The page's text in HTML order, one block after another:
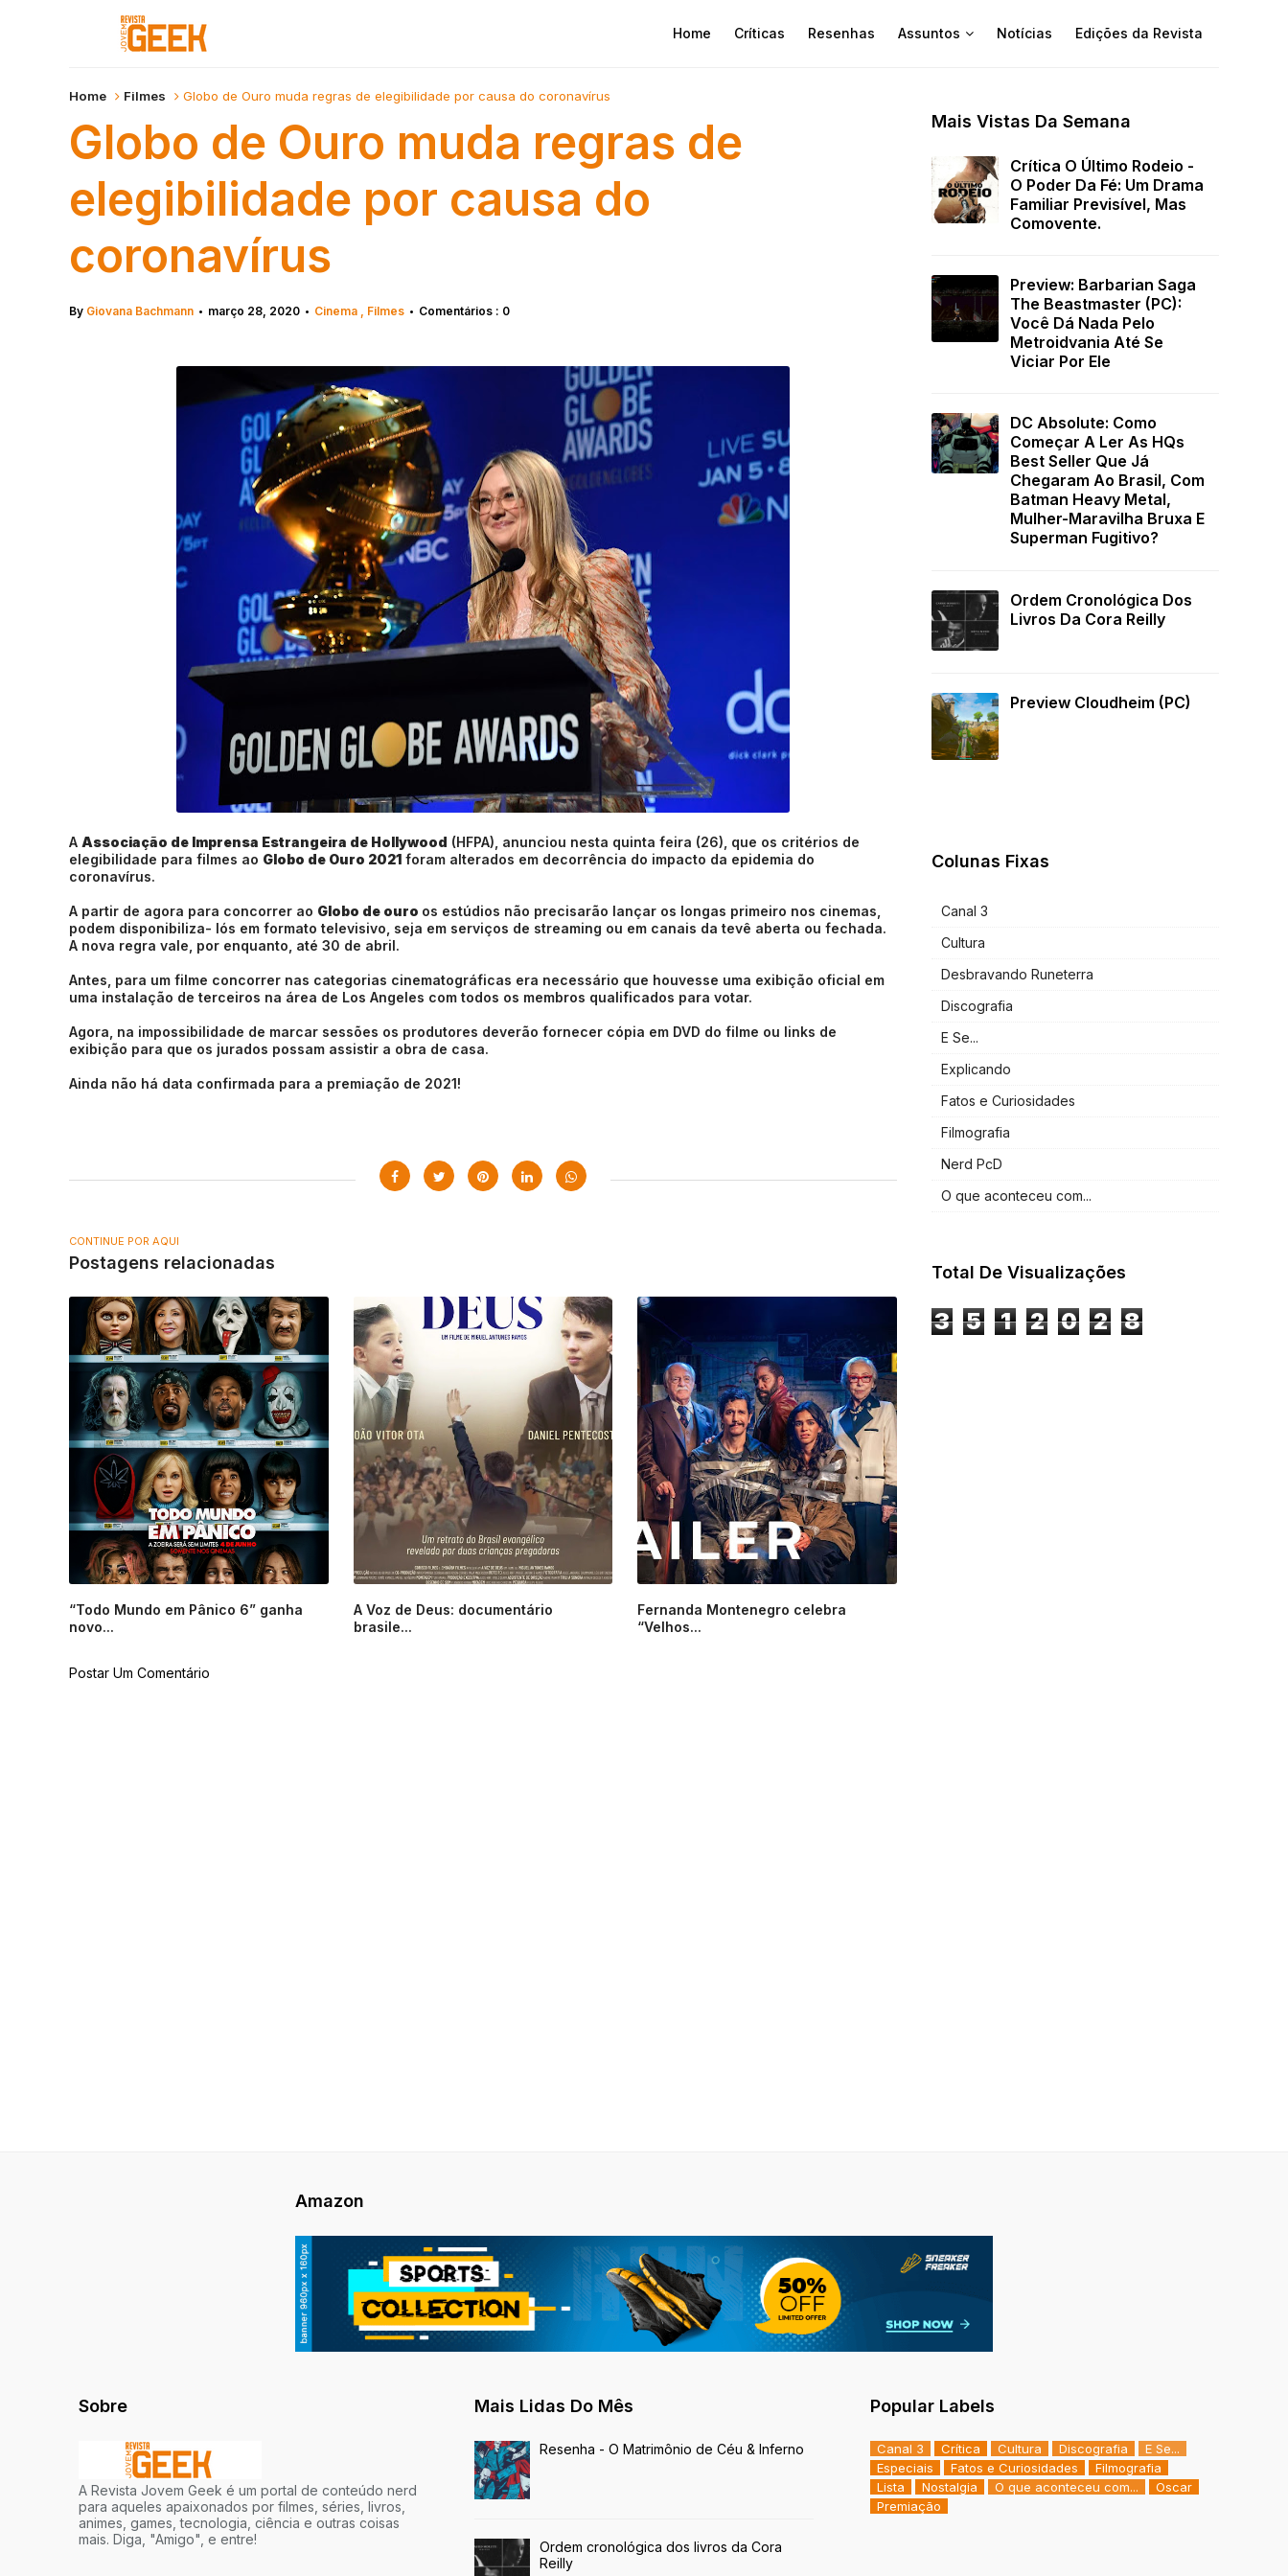
Home Críticas Resenhas Assuntos Notícias Edições da Revista
Home Filmes Globo de Ouro muda regras de elegibilidade por causa do coronavírus
Globo de Ouro muda regras de
elegibilidade por causa do
coronavírus
By Giovana Bachmann • março 28, 2020 • Cinema Filmes • Comentários : 0
A Associação de Imprensa Estrangeira de Hollywood (HFPA), anunciou nesta quinta feira (26), que os critérios de
elegibilidade para filmes ao Globo de Ouro 2021 foram alterados em decorrência do impacto da epidemia do
coronavírus.
A partir de agora para concorrer ao Globo de ouro os estúdios não precisarão lançar os longas primeiro nos cinemas,
podem disponibiliza- lós em formato televisivo, seja em serviços de streaming ou em canais da tevê aberta ou fechada.
A nova regra vale, por enquanto, até 30 de abril.
Antes, para um filme concorrer nas categorias cinematográficas era necessário que houvesse uma exibição oficial em
uma instalação de terceiros na área de Los Angeles com todos os membros qualificados para votar.
Agora, na impossibilidade de marcar sessões os produtores deverão fornecer cópia em DVD do filme ou links de
exibição para que os jurados possam assistir a obra de casa.
Ainda não há data confirmada para a premiação de 2021!
CONTINUE POR AQUI
Postagens relacionadas
“Todo Mundo em Pânico 6” ganha
novo...
A Voz de Deus: documentário
brasile...
Fernanda Montenegro celebra
“Velhos...
Postar Um Comentário
Mais Vistas Da Semana
Crítica O Último Rodeio -
O Poder Da Fé: Um Drama
Familiar Previsível, Mas
Comovente.
Preview: Barbarian Saga
The Beastmaster (PC):
Você Dá Nada Pelo
Metroidvania Até Se
Viciar Por Ele
DC Absolute: Como
Começar A Ler As HQs
Best Seller Que Já
Chegaram Ao Brasil, Com
Batman Heavy Metal,
Mulher-Maravilha Bruxa E
Superman Fugitivo?
Ordem Cronológica Dos
Livros Da Cora Reilly
Preview Cloudheim (PC)
Colunas Fixas
Canal 3
Cultura
Desbravando Runeterra
Discografia
E Se...
Explicando
Fatos e Curiosidades
Filmografia
Nerd PcD
O que aconteceu com...
Total De Visualizações
3 5 1 2 0 2 8
Amazon
Sobre
A Revista Jovem Geek é um portal de conteúdo nerd
para aqueles apaixonados por filmes, séries, livros,
animes, games, tecnologia, ciência e outras coisas
mais. Diga, "Amigo", e entre!
Mais Lidas Do Mês
Resenha - O Matrimônio de Céu & Inferno
Ordem cronológica dos livros da Cora
Reilly
Popular Labels
Canal 3 Crítica Cultura Discografia
E Se...
Especiais
Fatos e Curiosidades
Filmografia
Lista
Nostalgia O que aconteceu com...
Oscar
Premiação